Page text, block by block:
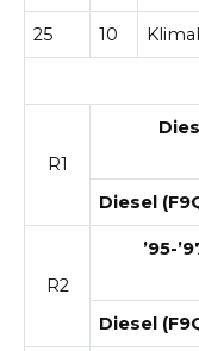
25 10
R1
Diesel
R2
’95-
Diesel